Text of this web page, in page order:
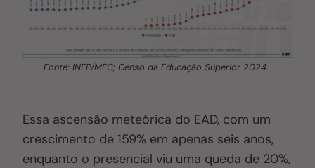
Fonte: INEP/MEC; Censo da Educação Superior 2024.
Essa ascensão meteórica do EAD, com um
crescimento de 159% em apenas seis anos,
enquanto o presencial viu uma queda de 20%,